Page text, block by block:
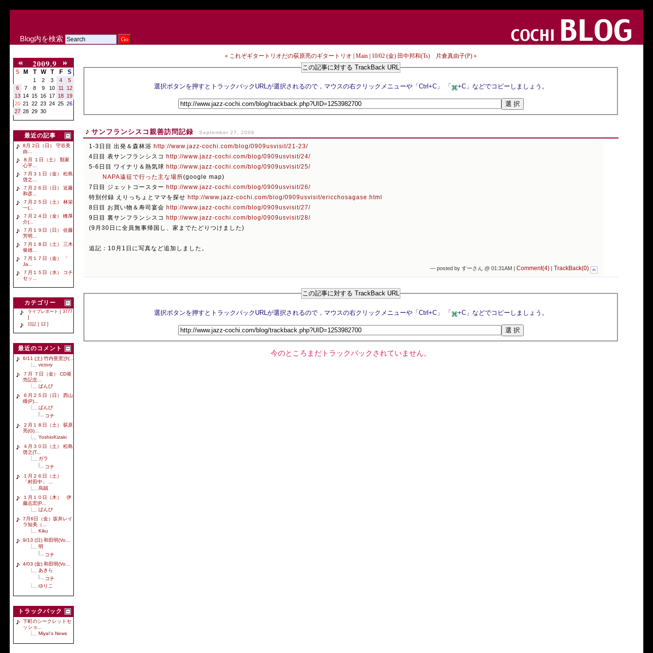
Blog内を検索
2009.9
S M T W T F S
1 2 3 4
5
6
7 8 9 10 11
12
13 14 15 16 17 18 19
20 21 22 23 24 25 26
27 28 29 30
最近の記事
8月 2日（日） 守谷美
由...
８月 １日（土） 類家
心平...
７月３１日（金） 松島
啓之...
７月２６日（日） 近藤
和彦...
７月２５日（土） 林栄
一(...
７月２４日（金） 峰厚
介(...
７月１９日（日） 佐藤
芳明...
７月１８日（土） 三木
俊雄...
７月１７日（金） 「
Ja...
７月１５日（水） コチ
セッ...
カテゴリー
ライブレポート [ 3777
]
日記 [ 12 ]
最近のコメント
6/11 (土) 竹内亜里沙(...
victory
７月 ７日（金） CD発
売記念...
ばんび
６月２５日（日） 西山
瞳(P)...
ばんび
コチ
２月１８日（土） 荻原
亮(G)...
YoshioKizaki
４月３０日（土） 松島
啓之(T...
ガラ
コチ
１月２６日（土）
「村田中」 ...
烏賊
１月１０日（木） 伊
藤志宏(P...
ばんび
7月6日（金）坂井レイ
ラ知美（...
Kiku
9/13 (日) 和田明(Vo...
明
コチ
4/03 (金) 和田明(Vo...
あきら
コチ
ゆりこ
トラックバック
下町のシークレットセ
ッショ...
Miya\'s News
« これぞギタートリオだの荻原亮のギタートリオ Main 10/02 (金) 田中邦和(Ts) 片倉真由子(P) »
この記事に対する TrackBack URL
選択ボタンを押すとトラックバックURLが選択されるので，マウスの右クリックメニューや「Ctrl+C」 「 +C」などでコピーしましょう。
サンフランシスコ親善訪問記録 September 27, 2009
1-3日目 出発＆森林浴 http://www.jazz-cochi.com/blog/0909usvisit/21-23/
4日目 表サンフランシスコ http://www.jazz-cochi.com/blog/0909usvisit/24/
5-6日目 ワイナリ＆熱気球 http://www.jazz-cochi.com/blog/0909usvisit/25/
NAPA遠征で行った主な場所(google map)
7日目 ジェットコースター http://www.jazz-cochi.com/blog/0909usvisit/26/
特別付録 えりっちょとママを探せ http://www.jazz-cochi.com/blog/0909usvisit/ericchosagase.html
8日目 お買い物＆寿司宴会 http://www.jazz-cochi.com/blog/0909usvisit/27/
9日目 裏サンフランシスコ http://www.jazz-cochi.com/blog/0909usvisit/28/
(9月30日に全員無事帰国し、家までたどりつけました)
追記：10月1日に写真など追加しました。
— posted by すーさん @ 01:31AM | Comment(4)| TrackBack(0)
この記事に対する TrackBack URL
選択ボタンを押すとトラックバックURLが選択されるので，マウスの右クリックメニューや「Ctrl+C」 「 +C」などでコピーしましょう。
今のところまだトラックバックされていません。